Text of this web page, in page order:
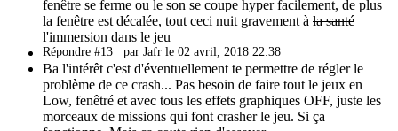
fenêtre se ferme ou le son se coupe hyper facilement, de plus
la fenêtre est décalée, tout ceci nuit gravement à la santé
l'immersion dans le jeu
Répondre #13 par Jafr le 02 avril, 2018 22:38
Ba l'intérêt c'est d'éventuellement te permettre de régler le
problème de ce crash... Pas besoin de faire tout le jeux en
Low, fenêtré et avec tous les effets graphiques OFF, juste les
morceaux de missions qui font crasher le jeu. Si ça